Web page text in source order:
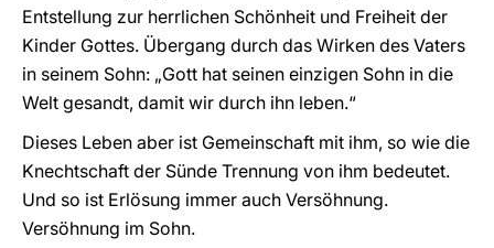
Entstellung zur herrlichen Schönheit und Freiheit der
Kinder Gottes. Übergang durch das Wirken des Vaters
in seinem Sohn: „Gott hat seinen einzigen Sohn in die
Welt gesandt, damit wir durch ihn leben.“
Dieses Leben aber ist Gemeinschaft mit ihm, so wie die
Knechtschaft der Sünde Trennung von ihm bedeutet.
Und so ist Erlösung immer auch Versöhnung.
Versöhnung im Sohn.